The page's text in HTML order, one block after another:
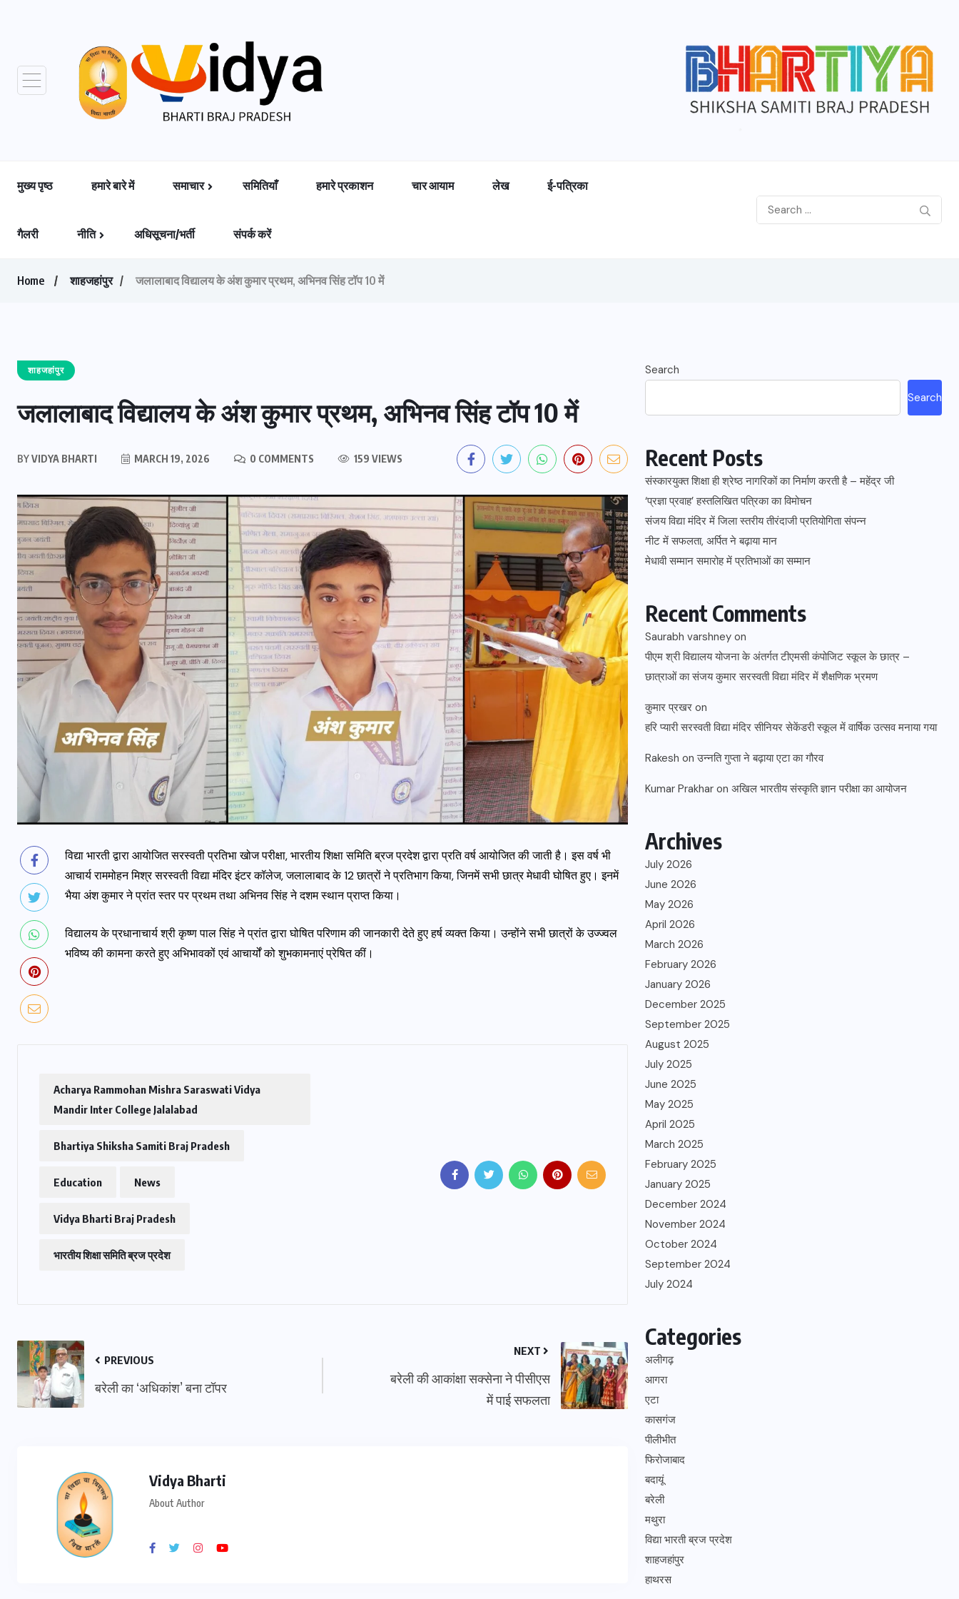
मुख्य पृष्ठ हमारे बारे में समाचार समितियाँ हमारे प्रकाशन चार आयाम लेख ई-पत्रिका
गैलरी नीति अधिसूचना/भर्ती संपर्क करें
Home शाहजहांपुर जलालाबाद विद्यालय के अंश कुमार प्रथम, अभिनव सिंह टॉप 10 में
शाहजहांपुर
जलालाबाद विद्यालय के अंश कुमार प्रथम, अभिनव सिंह टॉप 10 में
BYVIDYA BHARTI MARCH 19, 2026 0 COMMENTS 159 VIEWS
विद्या भारती द्वारा आयोजित सरस्वती प्रतिभा खोज परीक्षा, भारतीय शिक्षा समिति ब्रज प्रदेश द्वारा प्रति वर्ष आयोजित की जाती है। इस वर्ष भी
आचार्य राममोहन मिश्र सरस्वती विद्या मंदिर इंटर कॉलेज, जलालाबाद के 12 छात्रों ने प्रतिभाग किया, जिनमें सभी छात्र मेधावी घोषित हुए। इनमें
भैया अंश कुमार ने प्रांत स्तर पर प्रथम तथा अभिनव सिंह ने दशम स्थान प्राप्त किया।
विद्यालय के प्रधानाचार्य श्री कृष्ण पाल सिंह ने प्रांत द्वारा घोषित परिणाम की जानकारी देते हुए हर्ष व्यक्त किया। उन्होंने सभी छात्रों के उज्ज्वल
भविष्य की कामना करते हुए अभिभावकों एवं आचार्यों को शुभकामनाएं प्रेषित कीं।
Acharya Rammohan Mishra Saraswati Vidya
Mandir Inter College Jalalabad
Bhartiya Shiksha Samiti Braj Pradesh
Education News
Vidya Bharti Braj Pradesh
भारतीय शिक्षा समिति ब्रज प्रदेश
PREVIOUS
बरेली का ‘अधिकांश’ बना टॉपर
NEXT
बरेली की आकांक्षा सक्सेना ने पीसीएस
में पाई सफलता
Vidya Bharti
About Author
Search
Search
Recent Posts
संस्कारयुक्त शिक्षा ही श्रेष्ठ नागरिकों का निर्माण करती है – महेंद्र जी
‘प्रज्ञा प्रवाह’ हस्तलिखित पत्रिका का विमोचन
संजय विद्या मंदिर में जिला स्तरीय तीरंदाजी प्रतियोगिता संपन्न
नीट में सफलता, अर्पित ने बढ़ाया मान
मेधावी सम्मान समारोह में प्रतिभाओं का सम्मान
Recent Comments
Saurabh varshney on
पीएम श्री विद्यालय योजना के अंतर्गत टीएमसी कंपोजिट स्कूल के छात्र –
छात्राओं का संजय कुमार सरस्वती विद्या मंदिर में शैक्षणिक भ्रमण
कुमार प्रखर on
हरि प्यारी सरस्वती विद्या मंदिर सीनियर सेकेंडरी स्कूल में वार्षिक उत्सव मनाया गया
Rakesh onउन्नति गुप्ता ने बढ़ाया एटा का गौरव
Kumar Prakhar on अखिल भारतीय संस्कृति ज्ञान परीक्षा का आयोजन
Archives
July 2026
June 2026
May 2026
April 2026
March 2026
February 2026
January 2026
December 2025
September 2025
August 2025
July 2025
June 2025
May 2025
April 2025
March 2025
February 2025
January 2025
December 2024
November 2024
October 2024
September 2024
July 2024
Categories
अलीगढ़
आगरा
एटा
कासगंज
पीलीभीत
फिरोजाबाद
बदायूं
बरेली
मथुरा
विद्या भारती ब्रज प्रदेश
शाहजहांपुर
हाथरस